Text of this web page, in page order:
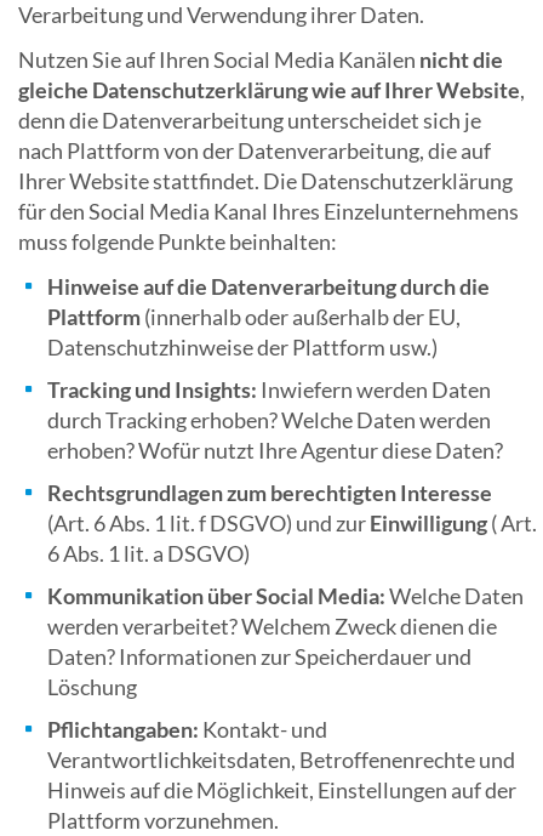
Verarbeitung und Verwendung ihrer Daten.
Nutzen Sie auf Ihren Social Media Kanälen nicht die
gleiche Datenschutzerklärung wie auf Ihrer Website,
denn die Datenverarbeitung unterscheidet sich je
nach Plattform von der Datenverarbeitung, die auf
Ihrer Website stattfindet. Die Datenschutzerklärung
für den Social Media Kanal Ihres Einzelunternehmens
muss folgende Punkte beinhalten:
Hinweise auf die Datenverarbeitung durch die
Plattform(innerhalb oder außerhalb der EU,
Datenschutzhinweise der Plattform usw.)
Tracking und Insights: Inwiefern werden Daten
durch Tracking erhoben? Welche Daten werden
erhoben? Wofür nutzt Ihre Agentur diese Daten?
Rechtsgrundlagen zum berechtigten Interesse
(Art. 6 Abs. 1 lit. f DSGVO) und zurEinwilligung( Art.
6 Abs. 1 lit. a DSGVO)
Kommunikation über Social Media:Welche Daten
werden verarbeitet? Welchem Zweck dienen die
Daten? Informationen zur Speicherdauer und
Löschung
Pflichtangaben: Kontakt- und
Verantwortlichkeitsdaten, Betroffenenrechte und
Hinweis auf die Möglichkeit, Einstellungen auf der
Plattform vorzunehmen.